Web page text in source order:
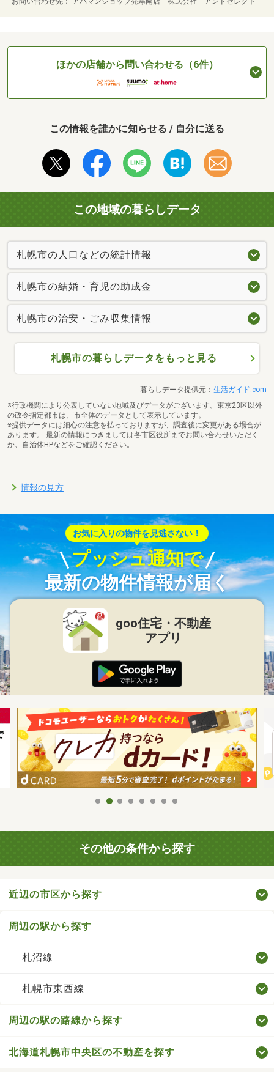
ほかの店舗から問い合わせる（6件）
この情報を誰かに知らせる / 自分に送る
この地域の暮らしデータ
札幌市の人口などの統計情報
札幌市の結婚・育児の助成金
札幌市の治安・ごみ収集情報
札幌市の暮らしデータをもっと見る
暮らしデータ提供元： 生活ガイド.com
※行政機関により公表していない地域及びデータがございます。東京23区以外
の政令指定都市は、市全体のデータとして表示しています。
※提供データには細心の注意を払っておりますが、調査後に変更がある場合が
あります。 最新の情報につきましては各市区役所までお問い合わせいただく
か、自治体HPなどをご確認ください。
情報の見方
お気に入りの物件を見逃さない！
プッシュ通知で
最新の物件情報が届く
goo住宅・不動産
アプリ
その他の条件から探す
近辺の市区から探す
周辺の駅から探す
札沼線
札幌市東西線
周辺の駅の路線から探す
北海道札幌市中央区の不動産を探す